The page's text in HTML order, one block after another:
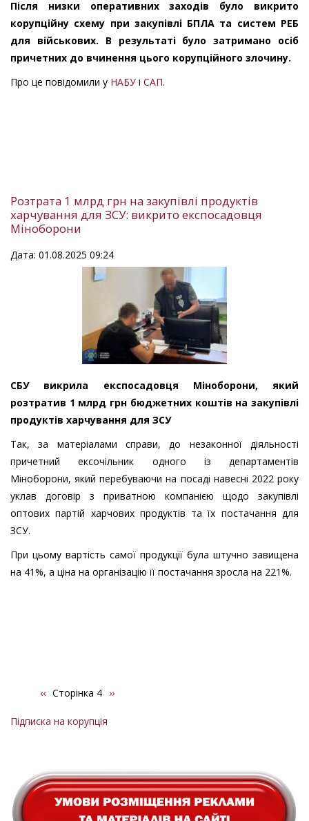
Після низки оперативних заходів було викрито
корупційну схему при закупівлі БПЛА та систем РЕБ
для військових. В результаті було затримано осіб
причетних до вчинення цього корупційного злочину.
Про це повідомили у НАБУ і САП.
Розтрата 1 млрд грн на закупівлі продуктів
харчування для ЗСУ: викрито експосадовця
Міноборони
Дата: 01.08.2025 09:24
СБУ викрила експосадовця Міноборони, який
розтратив 1 млрд грн бюджетних коштів на закупівлі
продуктів харчування для ЗСУ
Так, за матеріалами справи, до незаконної діяльності
причетний ексочільник одного із департаментів
Міноборони, який перебуваючи на посаді навесні 2022 року
уклав договір з приватною компанією щодо закупівлі
оптових партій харчових продуктів та їх постачання для
ЗСУ.
При цьому вартість самої продукції була штучно завищена
на 41%, а ціна на організацію її постачання зросла на 221%.
Розбивка
сторінки
Попередня
‹‹ Сторінка 4 Наступна
››
Підписка на корупція